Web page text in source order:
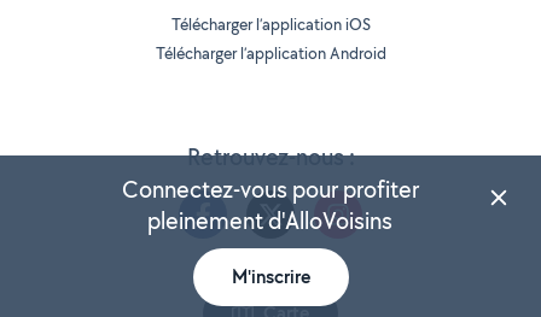
Retrouvez-nous :
Télécharger l’application iOS
Télécharger l’application Android
Connectez-vous pour profiter
pleinement d'AlloVoisins
M'inscrire